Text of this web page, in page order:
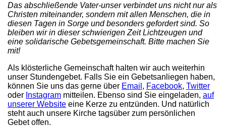
Das abschließende Vater-unser verbindet uns nicht nur als
Christen miteinander, sondern mit allen Menschen, die in
diesen Tagen in Sorge und besonders gefordert sind. So
bleiben wir in dieser schwierigen Zeit Lichtzeugen und
eine solidarische Gebetsgemeinschaft. Bitte machen Sie
mit!
Als klösterliche Gemeinschaft halten wir auch weiterhin
unser Stundengebet. Falls Sie ein Gebetsanliegen haben,
können Sie uns das gerne über Email , Facebook, Twitter
oder Instagram mitteilen. Ebenso sind Sie eingeladen, auf
unserer Website eine Kerze zu entzünden. Und natürlich
steht auch unsere Kirche tagsüber zum persönlichen
Gebet offen.